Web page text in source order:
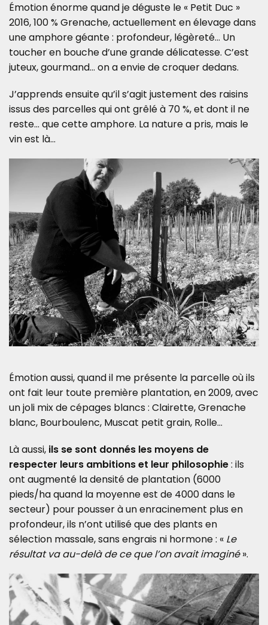
Émotion énorme quand je déguste le « Petit Duc »
2016, 100 % Grenache, actuellement en élevage dans
une amphore géante : profondeur, légèreté… Un
toucher en bouche d’une grande délicatesse. C’est
juteux, gourmand… on a envie de croquer dedans.
J’apprends ensuite qu’il s’agit justement des raisins
issus des parcelles qui ont grêlé à 70 %, et dont il ne
reste… que cette amphore. La nature a pris, mais le
vin est là…
Émotion aussi, quand il me présente la parcelle où ils
ont fait leur toute première plantation, en 2009, avec
un joli mix de cépages blancs : Clairette, Grenache
blanc, Bourboulenc, Muscat petit grain, Rolle…
Là aussi, ils se sont donnés les moyens de
respecter leurs ambitions et leur philosophie: ils
ont augmenté la densité de plantation (6000
pieds/ha quand la moyenne est de 4000 dans le
secteur) pour pousser à un enracinement plus en
profondeur, ils n’ont utilisé que des plants en
sélection massale, sans engrais ni hormone : « Le
résultat va au-delà de ce que l’on avait imaginé».